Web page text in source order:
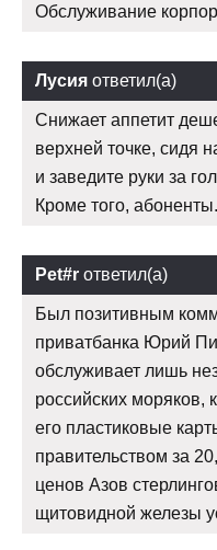
Обслуживание
Лусия ответил(а)
Снижает аппетит
верхней точке, сидя
и заведите руки за
Кроме того, абоненты.
Pet#r ответил(а)
Был позитивным
приватбанка Юрий
обслуживает лишь
российских моряков,
его пластиковые
правительством за
ценов Азов
щитовидной железы